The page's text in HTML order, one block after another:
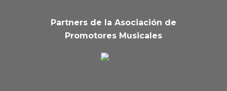
Partners de la Asociación de
Promotores Musicales